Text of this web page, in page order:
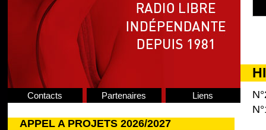
Contacts Partenaires Liens
APPEL A PROJETS 2026/2027